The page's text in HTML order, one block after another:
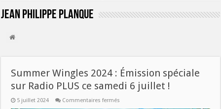
Jean Philippe Planque
Summer Wingles 2024 : Émission spéciale
sur Radio PLUS ce samedi 6 juillet !
5 juillet 2024 Commentaires fermés